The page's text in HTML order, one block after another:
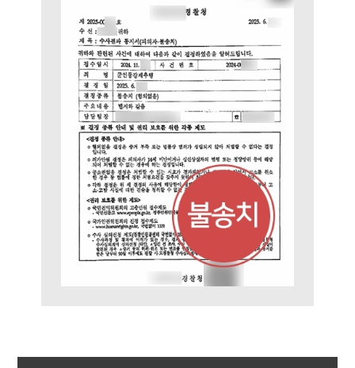
그룹소개
대륜의 강점
오시는 길
글로벌 파트너 로펌
고객의 소리
통합검색
AI대륜
업무사례
주요 업무사례
사례분석/최신동향
법률정보
법률지식인
고객후기
국방군사그룹 업무